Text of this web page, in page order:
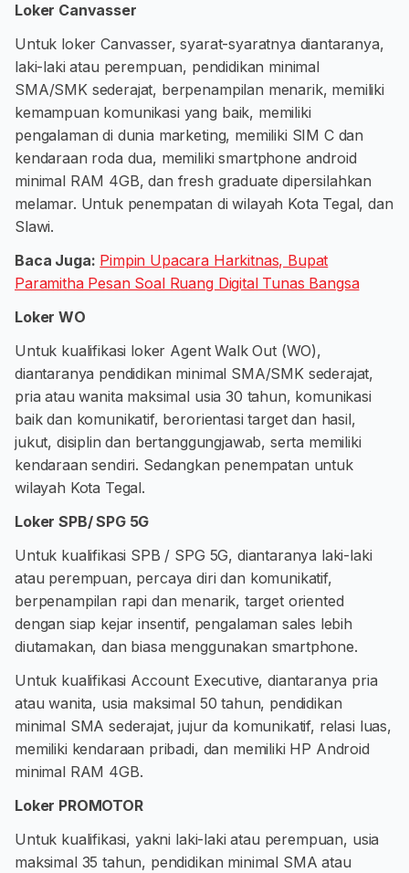
Loker Canvasser
Untuk loker Canvasser, syarat-syaratnya diantaranya,
laki-laki atau perempuan, pendidikan minimal
SMA/SMK sederajat, berpenampilan menarik, memiliki
kemampuan komunikasi yang baik, memiliki
pengalaman di dunia marketing, memiliki SIM C dan
kendaraan roda dua, memiliki smartphone android
minimal RAM 4GB, dan fresh graduate dipersilahkan
melamar. Untuk penempatan di wilayah Kota Tegal, dan
Slawi.
Baca Juga: Pimpin Upacara Harkitnas, Bupat
Paramitha Pesan Soal Ruang Digital Tunas Bangsa
Loker WO
Untuk kualifikasi loker Agent Walk Out (WO),
diantaranya pendidikan minimal SMA/SMK sederajat,
pria atau wanita maksimal usia 30 tahun, komunikasi
baik dan komunikatif, berorientasi target dan hasil,
jukut, disiplin dan bertanggungjawab, serta memiliki
kendaraan sendiri. Sedangkan penempatan untuk
wilayah Kota Tegal.
Loker SPB/ SPG 5G
Untuk kualifikasi SPB / SPG 5G, diantaranya laki-laki
atau perempuan, percaya diri dan komunikatif,
berpenampilan rapi dan menarik, target oriented
dengan siap kejar insentif, pengalaman sales lebih
diutamakan, dan biasa menggunakan smartphone.
Untuk kualifikasi Account Executive, diantaranya pria
atau wanita, usia maksimal 50 tahun, pendidikan
minimal SMA sederajat, jujur da komunikatif, relasi luas,
memiliki kendaraan pribadi, dan memiliki HP Android
minimal RAM 4GB.
Loker PROMOTOR
Untuk kualifikasi, yakni laki-laki atau perempuan, usia
maksimal 35 tahun, pendidikan minimal SMA atau